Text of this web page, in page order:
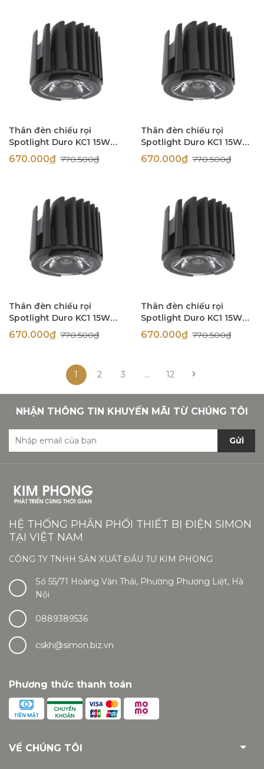
Thân đèn chiếu rọi
Spotlight Duro KC1 15W
góc chiếu 60 độ Simon
N0424-1708
670.000₫ 770.500₫
Thân đèn chiếu rọi
Spotlight Duro KC1 15W
góc chiếu 60 độ Simon
N0424-1707
670.000₫ 770.500₫
Thân đèn chiếu rọi
Spotlight Duro KC1 15W
góc chiếu 60 độ Simon
N0424-1706
670.000₫ 770.500₫
Thân đèn chiếu rọi
Spotlight Duro KC1 15W
góc chiếu 36 độ Simon
N0424-1705
670.000₫ 770.500₫
1 2 3 ... 12
NHẬN THÔNG TIN KHUYẾN MÃI TỪ CHÚNG TÔI
Gửi
HỆ THỐNG PHÂN PHỐI THIẾT BỊ ĐIỆN SIMON
TẠI VIỆT NAM
CÔNG TY TNHH SẢN XUẤT ĐẦU TƯ KIM PHONG
Số 55/71 Hoàng Văn Thái, Phường Phương Liệt, Hà
Nội
0889389536
cskh@simon.biz.vn
Phương thức thanh toán
VỀ CHÚNG TÔI